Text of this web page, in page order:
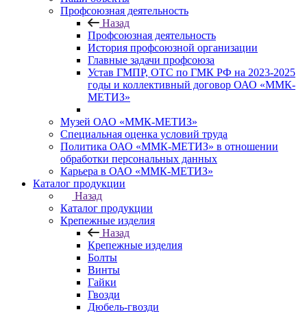
Профсоюзная деятельность
Назад
Профсоюзная деятельность
История профсоюзной организации
Главные задачи профсоюза
Устав ГМПР, ОТС по ГМК РФ на 2023-2025
годы и коллективный договор ОАО «ММК-
МЕТИЗ»
Музей ОАО «ММК-МЕТИЗ»
Специальная оценка условий труда
Политика ОАО «ММК-МЕТИЗ» в отношении
обработки персональных данных
Карьера в ОАО «ММК-МЕТИЗ»
Каталог продукции
Назад
Каталог продукции
Крепежные изделия
Назад
Крепежные изделия
Болты
Винты
Гайки
Гвозди
Дюбель-гвозди